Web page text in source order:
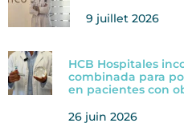
9 juillet 2026
HCB Hospitales
combinada para
en pacientes con
26 juin 2026